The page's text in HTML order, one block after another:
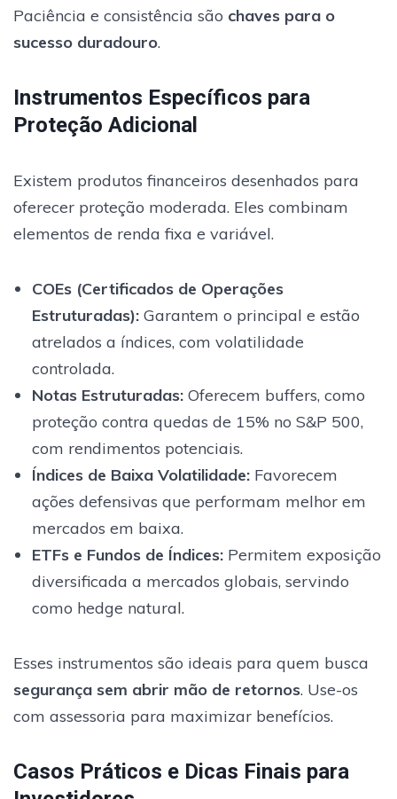
Paciência e consistência são chaves para o
sucesso duradouro.
Instrumentos Específicos para
Proteção Adicional
Existem produtos financeiros desenhados para
oferecer proteção moderada. Eles combinam
elementos de renda fixa e variável.
COEs (Certificados de Operações
Estruturadas):Garantem o principal e estão
atrelados a índices, com volatilidade
controlada.
Notas Estruturadas:Oferecem buffers, como
proteção contra quedas de 15% no S&P 500,
com rendimentos potenciais.
Índices de Baixa Volatilidade:Favorecem
ações defensivas que performam melhor em
mercados em baixa.
ETFs e Fundos de Índices:Permitem exposição
diversificada a mercados globais, servindo
como hedge natural.
Esses instrumentos são ideais para quem busca
segurança sem abrir mão de retornos. Use-os
com assessoria para maximizar benefícios.
Casos Práticos e Dicas Finais para